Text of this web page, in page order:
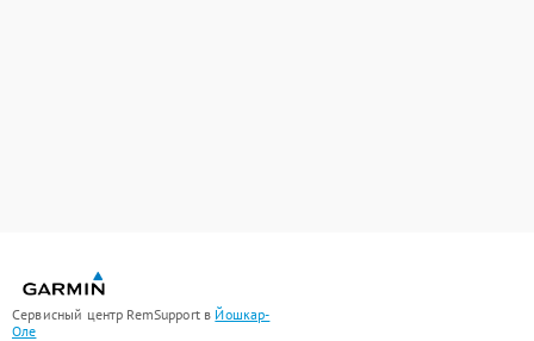
Сервисный центр RemSupport в Йошкар-
Оле